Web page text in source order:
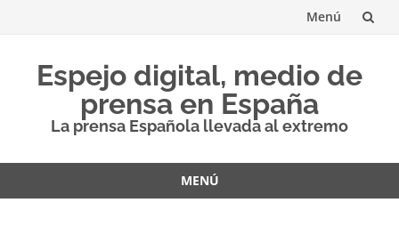
Menú
contenido
Espejo digital, medio de
prensa en España
La prensa Española llevada al extremo
MENÚ